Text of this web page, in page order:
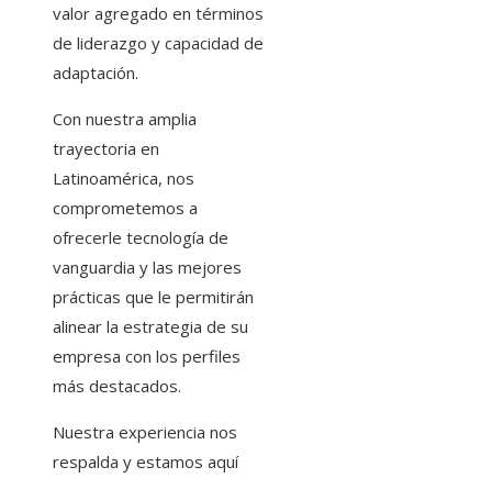
valor agregado en términos
de liderazgo y capacidad de
adaptación.
Con nuestra amplia
trayectoria en
Latinoamérica, nos
comprometemos a
ofrecerle tecnología de
vanguardia y las mejores
prácticas que le permitirán
alinear la estrategia de su
empresa con los perfiles
más destacados.
Nuestra experiencia nos
respalda y estamos aquí